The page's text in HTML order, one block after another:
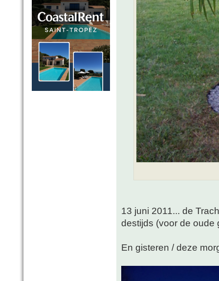
13 juni 2011... de
destijds (voor de oude
En gisteren / deze